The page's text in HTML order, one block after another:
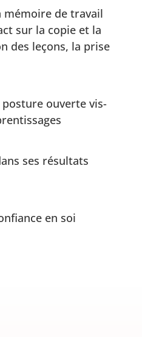
mémoire de travail
sur la copie et la
des leçons, la prise
ouverte vis-
ses résultats
en soi